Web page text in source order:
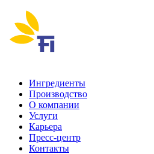
Ингредиенты
Производство
О компании
Услуги
Карьера
Пресс-центр
Контакты